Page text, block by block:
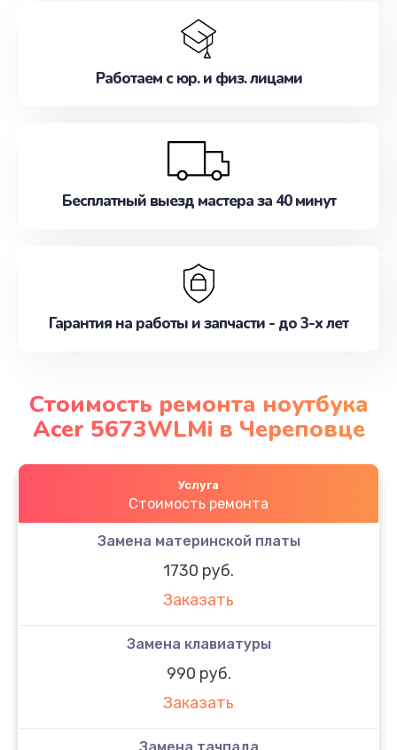
Работаем с юр. и физ. лицами
Бесплатный выезд мастера за 40 минут
Гарантия на работы и запчасти - до 3-х лет
Стоимость ремонта ноутбука
Acer 5673WLMi в Череповце
Услуга
Стоимость ремонта
Замена материнской платы
1730 руб.
Заказать
Замена клавиатуры
990 руб.
Заказать
Замена тачпада